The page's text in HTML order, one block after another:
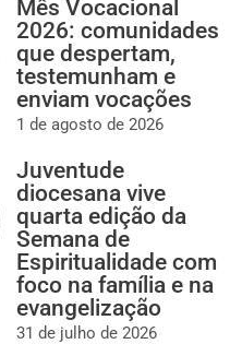
Mês Vocacional
2026: comunidades
que despertam,
testemunham e
enviam vocações
1 de agosto de 2026
Juventude
diocesana vive
quarta edição da
Semana de
Espiritualidade com
foco na família e na
evangelização
31 de julho de 2026